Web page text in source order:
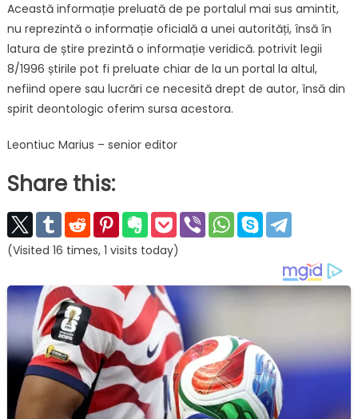
Această informație preluată de pe portalul mai sus amintit,
nu reprezintă o informație oficială a unei autorități, însă în
latura de știre prezintă o informație veridică. potrivit legii
8/1996 știrile pot fi preluate chiar de la un portal la altul,
nefiind opere sau lucrări ce necesită drept de autor, însă din
spirit deontologic oferim sursa acestora.
Leontiuc Marius – senior editor
Share this:
(Visited 16 times, 1 visits today)